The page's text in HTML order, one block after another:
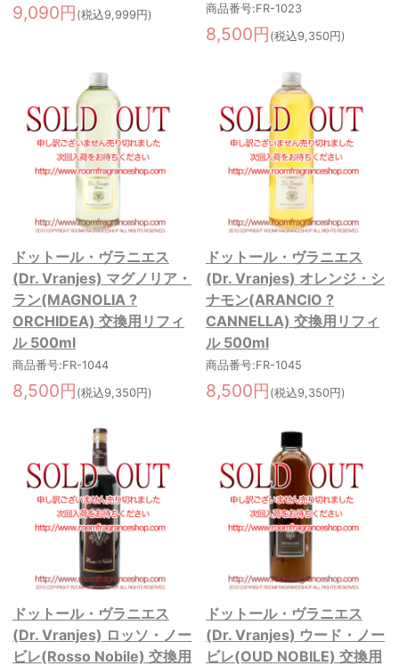
9,090円 (税込9,999円) 商品番号:FR-1023
8,500円 (税込9,350円)
ドットール・ヴラニエス
(Dr. Vranjes) マグノリア・
ラン(MAGNOLIA ?
ORCHIDEA) 交換用リフィ
ル 500ml
商品番号:FR-1044
8,500円 (税込9,350円)
ドットール・ヴラニエス
(Dr. Vranjes) オレンジ・シ
ナモン(ARANCIO ?
CANNELLA) 交換用リフィ
ル 500ml
商品番号:FR-1045
8,500円 (税込9,350円)
ドットール・ヴラニエス
(Dr. Vranjes) ロッソ・ノー
ビレ(Rosso Nobile) 交換用
ドットール・ヴラニエス
(Dr. Vranjes) ウード・ノー
ビレ(OUD NOBILE) 交換用